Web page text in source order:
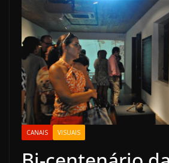
CANAIS VISUAIS